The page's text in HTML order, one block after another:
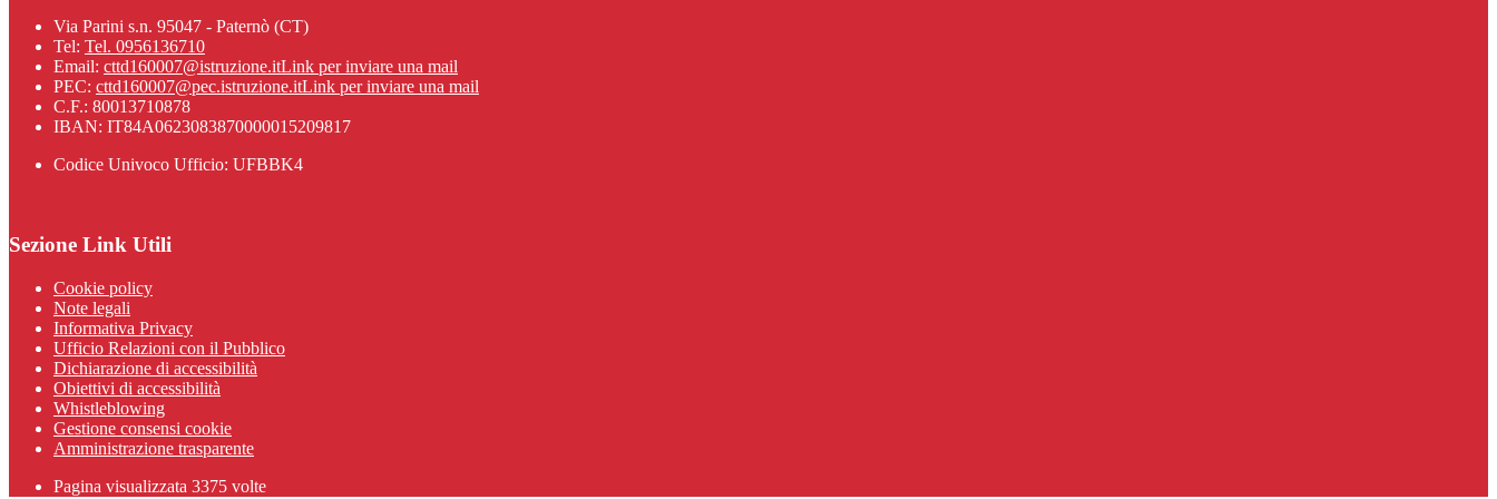
Via Parini s.n. 95047 - Paternò (CT)
Tel: Tel. 0956136710
Email: cttd160007@istruzione.itLink per inviare una mail
PEC: cttd160007@pec.istruzione.itLink per inviare una mail
C.F.: 80013710878
IBAN: IT84A0623083870000015209817
Codice Univoco Ufficio: UFBBK4
Sezione Link Utili
Cookie policy
Note legali
Informativa Privacy
Ufficio Relazioni con il Pubblico
Dichiarazione di accessibilità
Obiettivi di accessibilità
Whistleblowing
Gestione consensi cookie
Amministrazione trasparente
Pagina visualizzata 3375 volte